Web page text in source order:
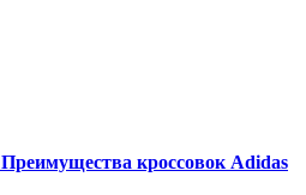
Преимущества кроссовок Adidas